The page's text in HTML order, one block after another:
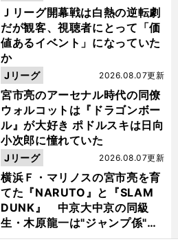
Ｊリーグ開幕戦は白熱の逆転劇
だが観客、視聴者にとって「価
値あるイベント」になっていた
か
宮市亮のアーセナル時代の同僚
ウォルコットは『ドラゴンボー
ル』が大好き ポドルスキは日向
小次郎に憧れていた
2026.08.07更新
Jリーグ
横浜Ｆ・マリノスの宮市亮を育
てた『NARUTO』と『SLAM
DUNK』 中京大中京の同級
生・木原龍一は"ジャンプ係"だ
った
2026.08.07更新
Jリーグ